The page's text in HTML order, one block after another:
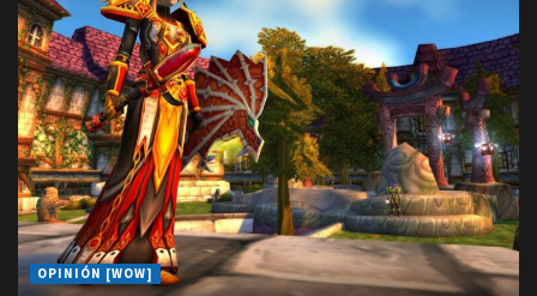
OPINIÓN [WOW]